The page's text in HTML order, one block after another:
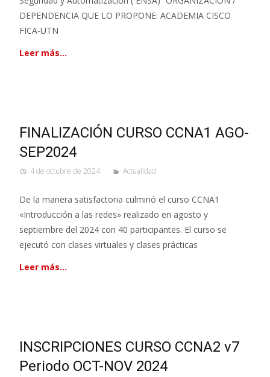
DEPENDENCIA QUE LO PROPONE: ACADEMIA CISCO
FICA-UTN
Leer más…
FINALIZACIÓN CURSO CCNA1 AGO-
SEP2024
4 de octubre de 2024 Actualidad
De la manera satisfactoria culminó el curso CCNA1
«Introducción a las redes» realizado en agosto y
septiembre del 2024 con 40 participantes. El curso se
ejecutó con clases virtuales y clases prácticas
Leer más…
INSCRIPCIONES CURSO CCNA2 v7
Periodo OCT-NOV 2024